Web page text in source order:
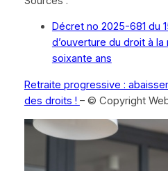
Décret no 2025-681 du
d’ouverture du droit à
soixante ans
Retraite progressive :
des droits ! – © Copyright